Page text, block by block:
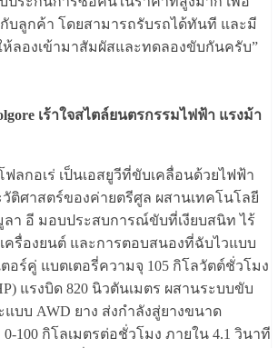
บลูกค้า โดยสามารถรับรถได้ทันที และมี
ห้ลองเข้ามาสัมผัสและทดลองขับกันครับ”
เร้าใจสไตล์ยนตรกรรมไฟฟ้า แรงม้า
ฟลกอเร่ เป็นเอสยูวีที่ขับเคลื่อนด้วยไฟฟ้า
วัติศาสตร์ของค่ายตรีศูล ผสานเทคโนโลยี
า อี มอบประสบการณ์ขับที่เงียบสนิท ไร้
ครื่องยนต์ และการตอบสนองที่ฉับไวแบบ
อร์คู่ แบตเตอรี่ความจุ 105 กิโลวัตต์ชั่วโมง
แรงบิด 820 นิวตันเมตร ผสานระบบขับ
แบบ AWD ยาง ส่งกำลังสู่ยางขนาด
0-100 กิโลเมตรต่อชั่วโมง ภายใน 4.1 วินาที